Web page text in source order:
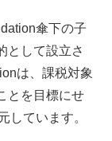
傘下の子
として設立さ
は、課税対象
とを目標にせ
しています。